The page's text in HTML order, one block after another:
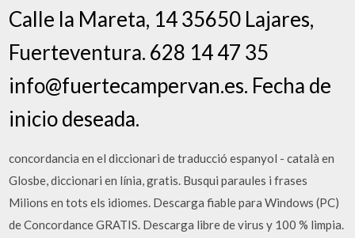
Calle la Mareta, 14 35650 Lajares,
Fuerteventura. 628 14 47 35
info@fuertecampervan.es. Fecha de
inicio deseada.
concordancia en el diccionari de traducció espanyol - català en
Glosbe, diccionari en línia, gratis. Busqui paraules i frases
Milions en tots els idiomes. Descarga fiable para Windows (PC)
de Concordance GRATIS. Descarga libre de virus y 100 % limpia.